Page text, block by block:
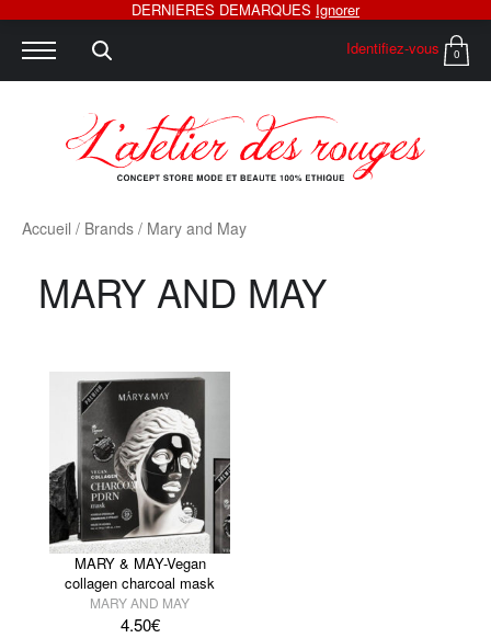
Identifiez-vous 0
Accueil / Brands / Mary and May
MARY AND MAY
MARY & MAY-Vegan
collagen charcoal mask
MARY AND MAY
4.50€
DERNIERES DEMARQUES Ignorer